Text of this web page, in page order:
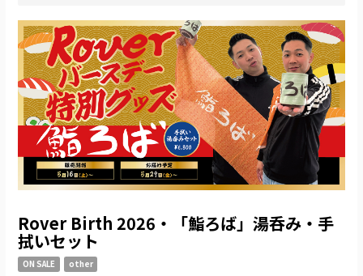
Rover Birth 2026・「鮨ろば」湯呑み・手
拭いセット
ON SALE other